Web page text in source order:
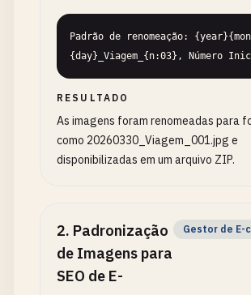
Padrão de renomeação:
{day}_Viagem_{n:03}, Número
RESULTADO
As imagens foram renomeadas para
como 20260330_Viagem_001.jpg e
disponibilizadas em um arquivo ZIP.
2. Padronização
de Imagens para
SEO de E-
Gestor de E-